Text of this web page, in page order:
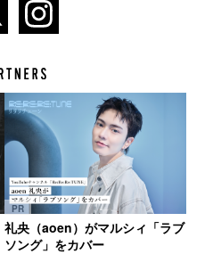
PR
礼央（aoen）がマルシィ「ラブ
ソング」をカバー